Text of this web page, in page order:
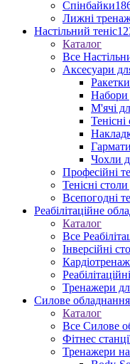
Спінбайки
Лижні
Настільний теніс
Каталог
Все
Аксесуари
Набори
М'ячі
Тенісні
Чохли
Професійні
Тенісні
Всепогодні
Реабілітаційне
Каталог
Все
Інверсійні
Тренажери
Силове обладнання
Каталог
Все Силове
Фітнес
Тренажери